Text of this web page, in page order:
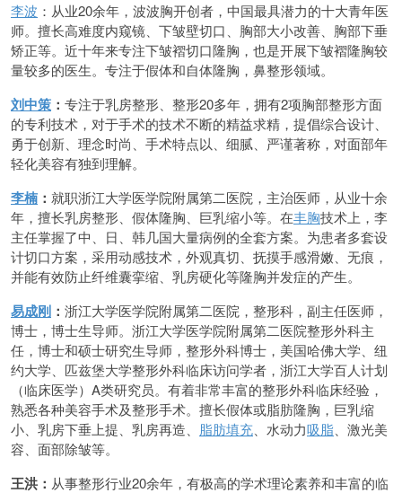
李波 ：从业20余年，波波胸开创者，中国最具潜力的十大青年医
师。擅长高难度内窥镜、下皱壁切口、胸部大小改善、胸部下垂
矫正等。近十年来专注下皱褶切口隆胸，也是开展下皱褶隆胸较
量较多的医生。专注于假体和自体隆胸，鼻整形领域。
刘中策 ： 专注于乳房整形、整形20多年，拥有2项胸部整形方面
的专利技术，对于手术的技术不断的精益求精，提倡综合设计、
勇于创新、理念时尚、手术特点以、细腻、严谨著称，对面部年
轻化美容有独到理解。
李楠 ： 就职浙江大学医学院附属第二医院，主治医师，从业十余
年，擅长乳房整形、假体隆胸、巨乳缩小等。在丰胸技术上，李
主任掌握了中、日、韩几国大量病例的全套方案。为患者多套设
计切口方案，采用动感技术，外观真切、抚摸手感滑嫩、无痕，
并能有效防止纤维囊挛缩、乳房硬化等隆胸并发症的产生。
易成刚 ： 浙江大学医学院附属第二医院，整形科，副主任医师，
博士，博士生导师。浙江大学医学院附属第二医院整形外科主
任，博士和硕士研究生导师，整形外科博士，美国哈佛大学、纽
约大学、匹兹堡大学整形外科临床访问学者，浙江大学百人计划
（临床医学）A类研究员。有着非常丰富的整形外科临床经验，
熟悉各种美容手术及整形手术。擅长假体或脂肪隆胸，巨乳缩
小、乳房下垂上提、乳房再造、 脂肪填充 、水动力吸脂 、激光美
容、面部除皱等。
王洪： 从事整形行业20余年，有极高的学术理论素养和丰富的临